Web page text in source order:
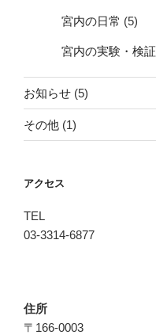
宮内の日常 (5)
宮内の実験・検証
お知らせ (5)
その他 (1)
アクセス
TEL
03-3314-6877
住所
〒166-0003